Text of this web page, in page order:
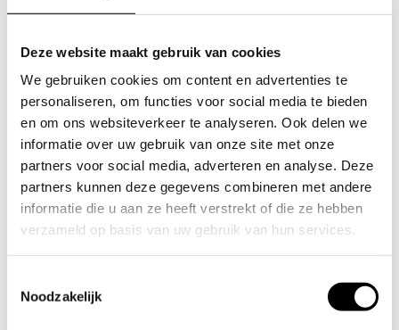
Deze website maakt gebruik van cookies
We gebruiken cookies om content en advertenties te
personaliseren, om functies voor social media te bieden
en om ons websiteverkeer te analyseren. Ook delen we
informatie over uw gebruik van onze site met onze
partners voor social media, adverteren en analyse. Deze
partners kunnen deze gegevens combineren met andere
informatie die u aan ze heeft verstrekt of die ze hebben
verzameld op basis van uw gebruik van hun services.
Door op ‘Alles toestaan’ te klikken, ga je akkoord met het
Noodzakelijk
Heb je een vraag over dit product?Bel 088 240 00 72
Bereikbaar op werkdagen van
08:30 tot 17:00
Extra informatie